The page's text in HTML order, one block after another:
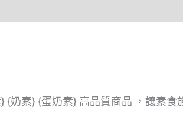
{奶素} {蛋奶素} 高品質商品 ，讓素食